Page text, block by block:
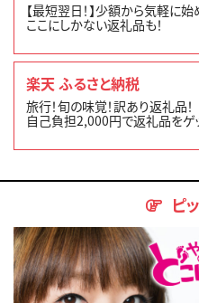
【最短翌日！】少額から気軽に始
ここにしかない返礼品も！
楽天 ふるさと納税
旅行！旬の味覚！訳あり返礼品！
自己負担2,000円で返礼品をゲッ
ピ